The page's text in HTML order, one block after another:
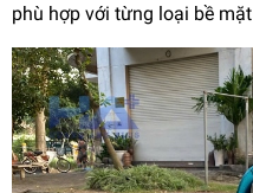
phù hợp với từng loại bề